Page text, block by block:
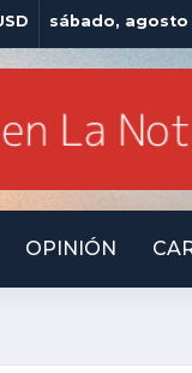
sábado, agosto
OPINIÓN